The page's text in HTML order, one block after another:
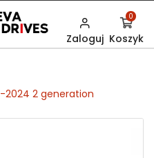
Zaloguj Koszyk
0
2024 2 generation